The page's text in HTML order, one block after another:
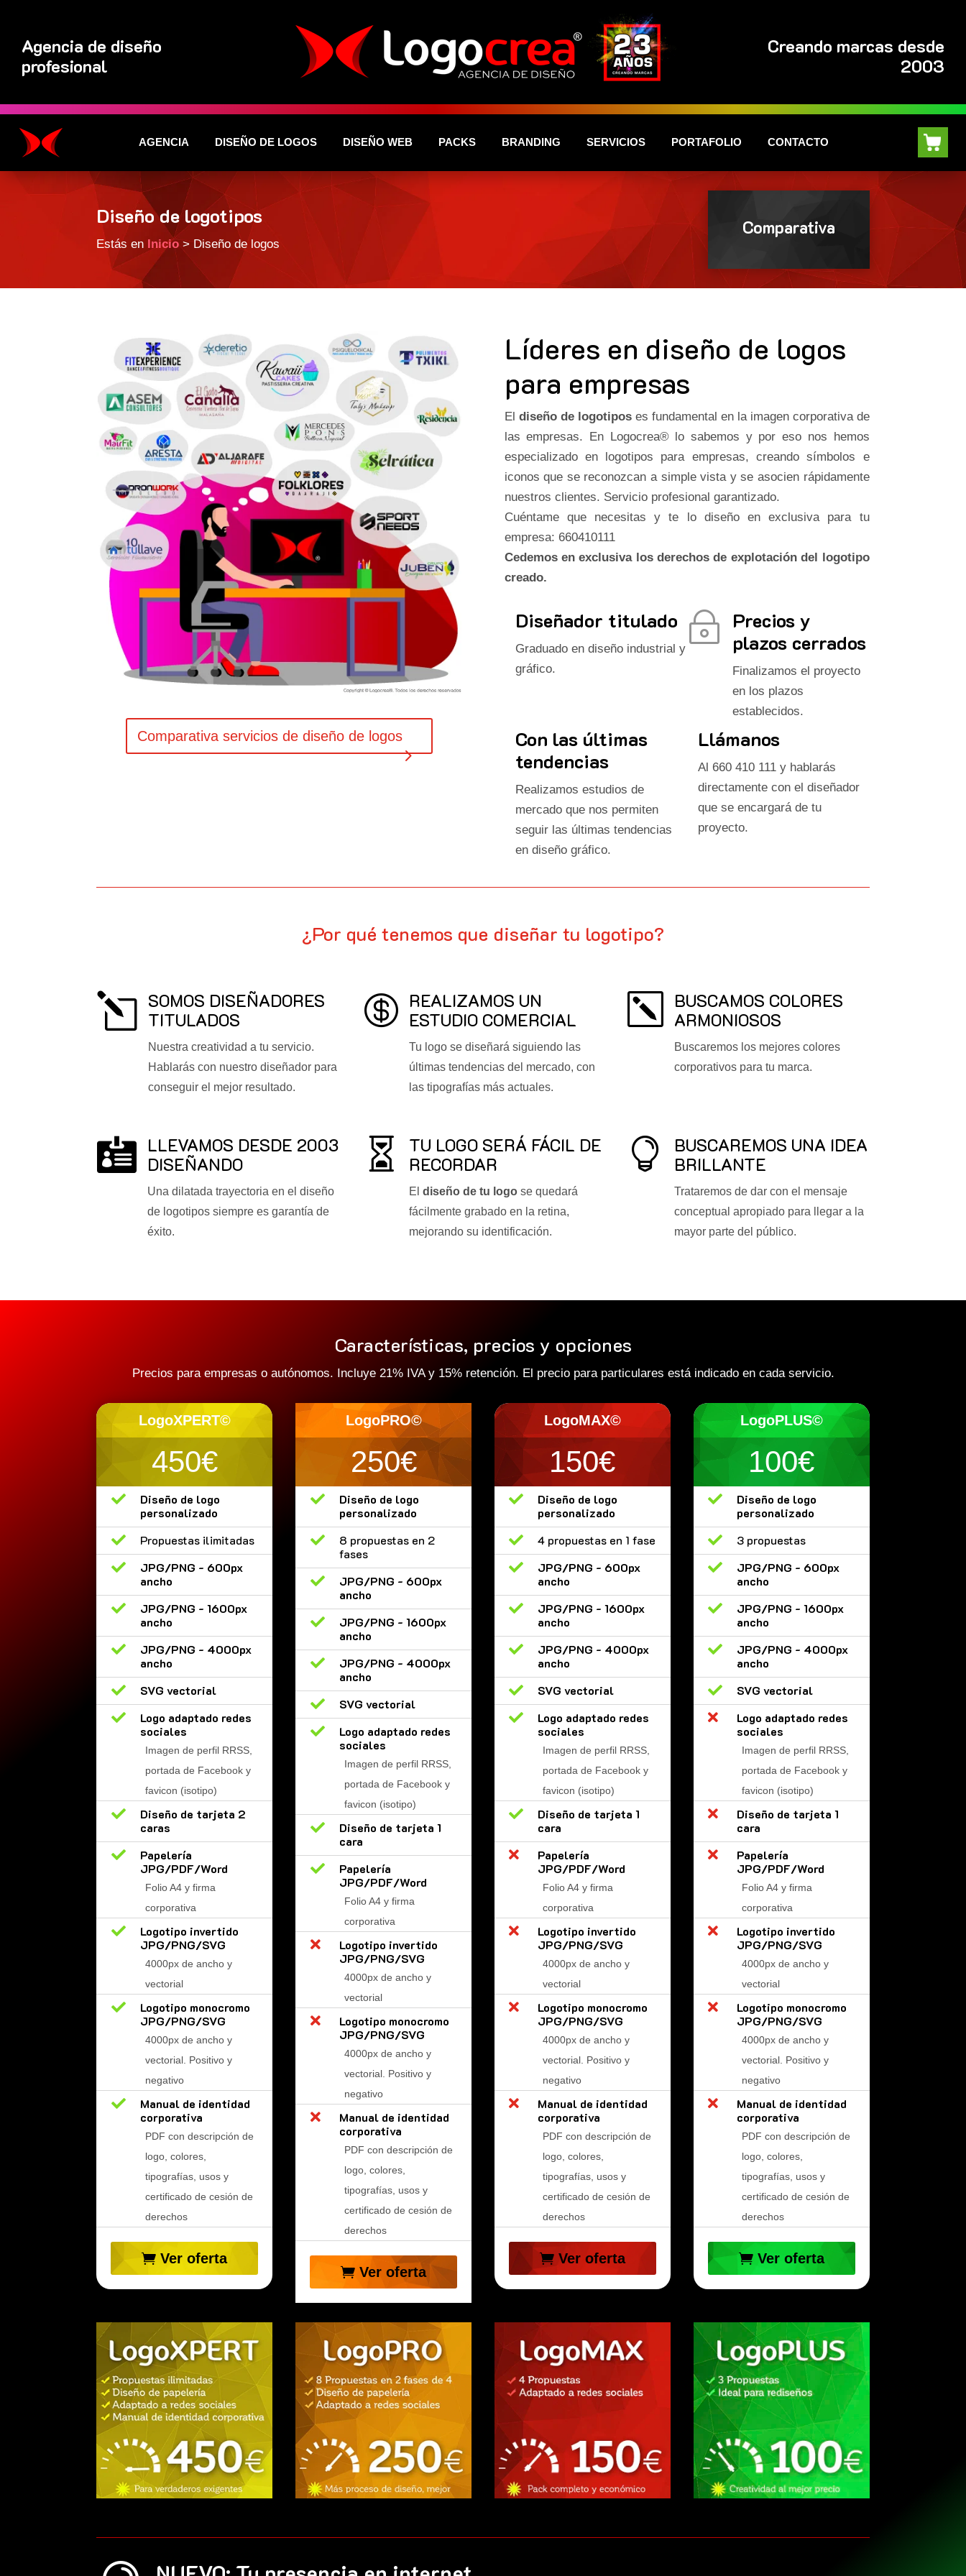
Agencia de diseño
profesional
Creando marcas desde
2003
AGENCIA DISEÑO DE LOGOS DISEÑO WEB PACKS BRANDING SERVICIOS PORTAFOLIO CONTACTO
Diseño de logotipos
Estás en Inicio> Diseño de logos
Comparativa
Comparativa servicios de diseño de logos
Líderes en diseño de logos
para empresas
El diseño de logotiposes fundamental en la imagen corporativa de
las empresas. En Logocrea® lo sabemos y por eso nos hemos
especializado en logotipos para empresas, creando símbolos e
iconos que se reconozcan a simple vista y se asocien rápidamente
nuestros clientes. Servicio profesional garantizado.
Cuéntame que necesitas y te lo diseño en exclusiva para tu
empresa: 660410111
Cedemos en exclusiva los derechos de explotación del logotipo
creado.
Diseñador titulado
Graduado en diseño industrial y
gráfico.
~ Precios y
plazos cerrados
Finalizamos el proyecto
en los plazos
establecidos.
Con las últimas
tendencias
Realizamos estudios de
mercado que nos permiten
seguir las últimas tendencias
en diseño gráfico.
Llámanos
Al 660 410 111 y hablarás
directamente con el diseñador
que se encargará de tu
proyecto.
¿Por qué tenemos que diseñar tu logotipo?
l SOMOS DISEÑADORES
TITULADOS
Nuestra creatividad a tu servicio.
Hablarás con nuestro diseñador para
conseguir el mejor resultado.
 REALIZAMOS UN
ESTUDIO COMERCIAL
Tu logo se diseñará siguiendo las
últimas tendencias del mercado, con
las tipografías más actuales.
k
BUSCAMOS COLORES
ARMONIOSOS
Buscaremos los mejores colores
corporativos para tu marca.
 LLEVAMOS DESDE 2003
DISEÑANDO
Una dilatada trayectoria en el diseño
de logotipos siempre es garantía de
éxito.

TU LOGO SERÁ FÁCIL DE
RECORDAR
El diseño de tu logose quedará
fácilmente grabado en la retina,
mejorando su identificación.

BUSCAREMOS UNA IDEA
BRILLANTE
Trataremos de dar con el mensaje
conceptual apropiado para llegar a la
mayor parte del público.
Características, precios y opciones
Precios para empresas o autónomos. Incluye 21% IVA y 15% retención. El precio para particulares está indicado en cada servicio.
LogoXPERT©
450€

Diseño de logo
personalizado

Propuestas ilimitadas

JPG/PNG - 600px
ancho

JPG/PNG - 1600px
ancho

JPG/PNG - 4000px
ancho

SVG vectorial

Logo adaptado redes
sociales
Imagen de perfil RRSS,
portada de Facebook y
favicon (isotipo)

Diseño de tarjeta 2
caras

Papelería
JPG/PDF/Word
Folio A4 y firma
corporativa

Logotipo invertido
JPG/PNG/SVG
4000px de ancho y
vectorial

Logotipo monocromo
JPG/PNG/SVG
4000px de ancho y
vectorial. Positivo y
negativo

Manual de identidad
corporativa
PDF con descripción de
logo, colores,
tipografías, usos y
certificado de cesión de
derechos
Ver oferta
LogoPRO©
250€

Diseño de logo
personalizado

8 propuestas en 2
fases

JPG/PNG - 600px
ancho

JPG/PNG - 1600px
ancho

JPG/PNG - 4000px
ancho

SVG vectorial

Logo adaptado redes
sociales
Imagen de perfil RRSS,
portada de Facebook y
favicon (isotipo)

Diseño de tarjeta 1
cara

Papelería
JPG/PDF/Word
Folio A4 y firma
corporativa

Logotipo invertido
JPG/PNG/SVG
4000px de ancho y
vectorial

Logotipo monocromo
JPG/PNG/SVG
4000px de ancho y
vectorial. Positivo y
negativo

Manual de identidad
corporativa
PDF con descripción de
logo, colores,
tipografías, usos y
certificado de cesión de
derechos
Ver oferta
LogoMAX©
150€

Diseño de logo
personalizado

4 propuestas en 1 fase

JPG/PNG - 600px
ancho

JPG/PNG - 1600px
ancho

JPG/PNG - 4000px
ancho

SVG vectorial

Logo adaptado redes
sociales
Imagen de perfil RRSS,
portada de Facebook y
favicon (isotipo)

Diseño de tarjeta 1
cara

Papelería
JPG/PDF/Word
Folio A4 y firma
corporativa

Logotipo invertido
JPG/PNG/SVG
4000px de ancho y
vectorial

Logotipo monocromo
JPG/PNG/SVG
4000px de ancho y
vectorial. Positivo y
negativo

Manual de identidad
corporativa
PDF con descripción de
logo, colores,
tipografías, usos y
certificado de cesión de
derechos
Ver oferta
LogoPLUS©
100€

Diseño de logo
personalizado

3 propuestas

JPG/PNG - 600px
ancho

JPG/PNG - 1600px
ancho

JPG/PNG - 4000px
ancho

SVG vectorial

Logo adaptado redes
sociales
Imagen de perfil RRSS,
portada de Facebook y
favicon (isotipo)

Diseño de tarjeta 1
cara

Papelería
JPG/PDF/Word
Folio A4 y firma
corporativa

Logotipo invertido
JPG/PNG/SVG
4000px de ancho y
vectorial

Logotipo monocromo
JPG/PNG/SVG
4000px de ancho y
vectorial. Positivo y
negativo

Manual de identidad
corporativa
PDF con descripción de
logo, colores,
tipografías, usos y
certificado de cesión de
derechos
Ver oferta